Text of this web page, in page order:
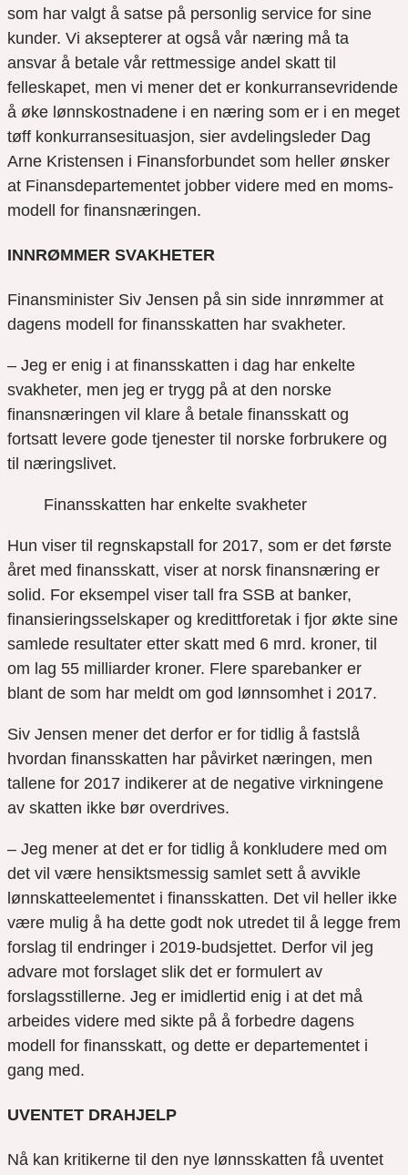
som har valgt å satse på personlig service for sine
kunder. Vi aksepterer at også vår næring må ta
ansvar å betale vår rettmessige andel skatt til
felleskapet, men vi mener det er konkurransevridende
å øke lønnskostnadene i en næring som er i en meget
tøff konkurransesituasjon, sier avdelingsleder Dag
Arne Kristensen i Finansforbundet som heller ønsker
at Finansdepartementet jobber videre med en moms-
modell for finansnæringen.
INNRØMMER SVAKHETER
Finansminister Siv Jensen på sin side innrømmer at
dagens modell for finansskatten har svakheter.
– Jeg er enig i at finansskatten i dag har enkelte
svakheter, men jeg er trygg på at den norske
finansnæringen vil klare å betale finansskatt og
fortsatt levere gode tjenester til norske forbrukere og
til næringslivet.
Finansskatten har enkelte svakheter
Hun viser til regnskapstall for 2017, som er det første
året med finansskatt, viser at norsk finansnæring er
solid. For eksempel viser tall fra SSB at banker,
finansieringsselskaper og kredittforetak i fjor økte sine
samlede resultater etter skatt med 6 mrd. kroner, til
om lag 55 milliarder kroner. Flere sparebanker er
blant de som har meldt om god lønnsomhet i 2017.
Siv Jensen mener det derfor er for tidlig å fastslå
hvordan finansskatten har påvirket næringen, men
tallene for 2017 indikerer at de negative virkningene
av skatten ikke bør overdrives.
– Jeg mener at det er for tidlig å konkludere med om
det vil være hensiktsmessig samlet sett å avvikle
lønnskatteelementet i finansskatten. Det vil heller ikke
være mulig å ha dette godt nok utredet til å legge frem
forslag til endringer i 2019-budsjettet. Derfor vil jeg
advare mot forslaget slik det er formulert av
forslagsstillerne. Jeg er imidlertid enig i at det må
arbeides videre med sikte på å forbedre dagens
modell for finansskatt, og dette er departementet i
gang med.
UVENTET DRAHJELP
Nå kan kritikerne til den nye lønnsskatten få uventet